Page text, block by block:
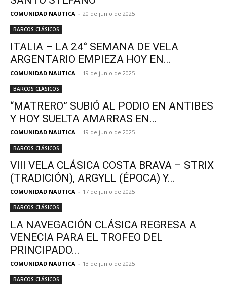
COMUNIDAD NAUTICA - 20 de junio de 2025
BARCOS CLÁSICOS
ITALIA – LA 24° SEMANA DE VELA
ARGENTARIO EMPIEZA HOY EN...
COMUNIDAD NAUTICA - 19 de junio de 2025
BARCOS CLÁSICOS
“MATRERO” SUBIÓ AL PODIO EN ANTIBES
Y HOY SUELTA AMARRAS EN...
COMUNIDAD NAUTICA - 19 de junio de 2025
BARCOS CLÁSICOS
VIII VELA CLÁSICA COSTA BRAVA – STRIX
(TRADICIÓN), ARGYLL (ÉPOCA) Y...
COMUNIDAD NAUTICA - 17 de junio de 2025
BARCOS CLÁSICOS
LA NAVEGACIÓN CLÁSICA REGRESA A
VENECIA PARA EL TROFEO DEL
PRINCIPADO...
COMUNIDAD NAUTICA - 13 de junio de 2025
BARCOS CLÁSICOS